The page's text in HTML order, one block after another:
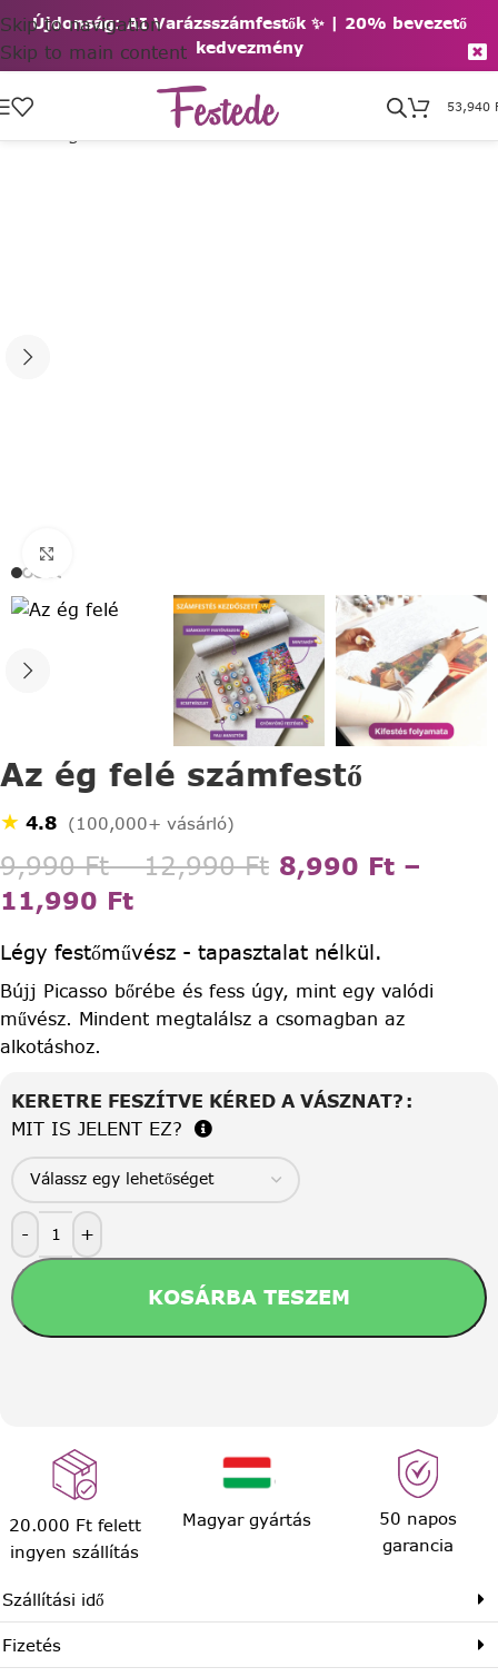
Újdonság: AI Varázsszámfestők ✨ | 20% bevezető
kedvezmény
Skip to navigation
Skip to main content
53,940
Az ég felé számfestő
★ 4.8 (100,000+ vásárló)
9,990Ft – 12,990Ft 8,990 Ft –
11,990 Ft
Légy festőművész - tapasztalat nélkül.
Bújj Picasso bőrébe és fess úgy, mint egy valódi
művész. Mindent megtalálsz a csomagban az
alkotáshoz.
KERETRE FESZÍTVE KÉRED A VÁSZNAT?
MIT IS JELENT EZ?
- +
KOSÁRBA TESZEM
20.000 Ft felett
ingyen szállítás
Magyar gyártás
50 napos
garancia
Szállítási idő
Fizetés